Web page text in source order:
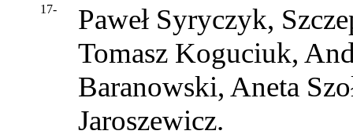
17-
Paweł Syryczyk,
Tomasz Koguciuk,
Baranowski, Aneta
Jaroszewicz.